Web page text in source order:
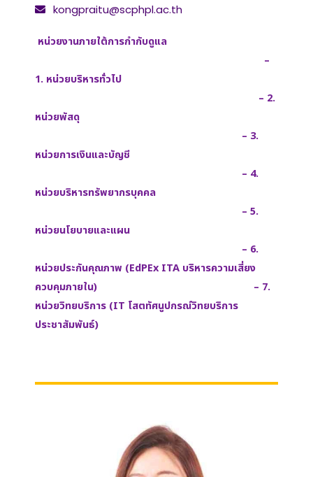
kongpraitu@scphpl.ac.th
หน่วยงานภายใต้การกำกับดูแล
–
1. หน่วยบริหารทั่วไป
– 2.
หน่วยพัสดุ
– 3.
หน่วยการเงินและบัญชี
– 4.
หน่วยบริหารทรัพยากรบุคคล
– 5.
หน่วยนโยบายและแผน
– 6.
หน่วยประกันคุณภาพ (EdPEx ITA บริหารความเสี่ยง
ควบคุมภายใน) – 7.
หน่วยวิทยบริการ (IT โสตทัศนูปกรณ์วิทยบริการ
ประชาสัมพันธ์)